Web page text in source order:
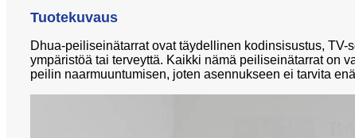
Tuotekuvaus
Dhua-peiliseinätarrat ovat täydellinen kodinsisustus, TV-
ympäristöä tai terveyttä. Kaikki nämä peiliseinätarrat on
peilin naarmuuntumisen, joten asennukseen ei tarvita